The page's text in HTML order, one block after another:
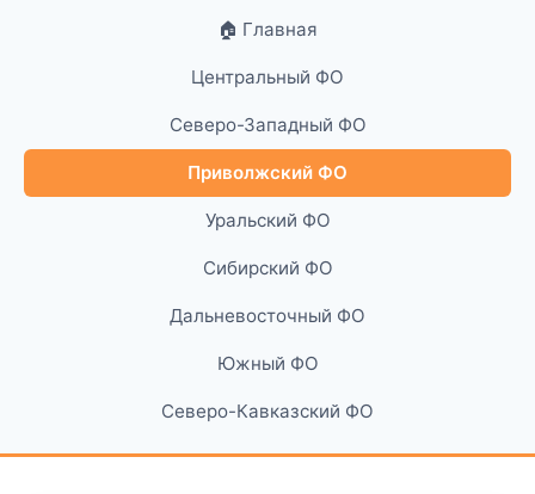
🏠 Главная
Центральный ФО
Северо-Западный ФО
Приволжский ФО
Уральский ФО
Сибирский ФО
Дальневосточный ФО
Южный ФО
Северо-Кавказский ФО